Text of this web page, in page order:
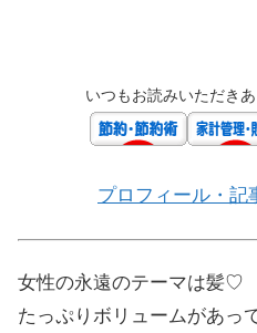
いつもお読みいただき
プロフィール・
女性の永遠のテーマは髪♡
たっぷりボリュームがあっ